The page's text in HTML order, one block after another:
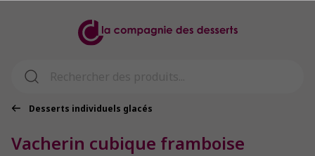
Desserts individuels glacés
Vacherin cubique framboise